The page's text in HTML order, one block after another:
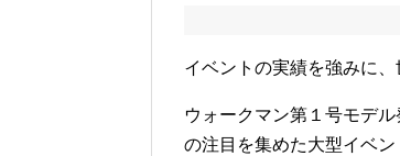
イベントの実績を強みに
ウォークマン第１号モデ
の注目を集めた大型イベ